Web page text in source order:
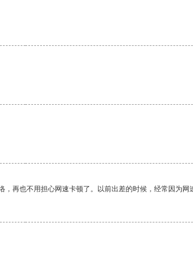
再也不用担心网速卡顿了。以前出差的时候，经常因为